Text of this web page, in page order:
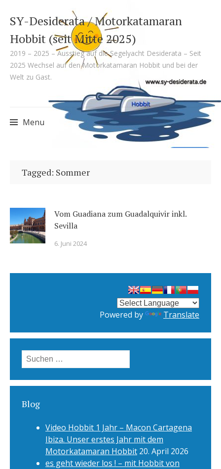
SY-Desiderata / Motorkatamaran
Hobbit (seit Mitte 2025)
2019 – 2025 – Ausstieg auf die Segelyacht Desiderata – Seit
2025 Wechsel auf den Motorkatamaran Hobbit und bei der
Welt zu Gast.
Menu
to
Tagged: Sommer
Vom Guadiana zum Guadalquivir inkl.
Sevilla
6. Juni 2024
Powered by Translate
Suchen
nach:
Blog
Video Hobbit 1 Jahr – Macon Cartagena
Ibiza. Unser erstes Jahr mit dem
Motorkatamaran Hobbit 20. April 2026
es geht wieder los ! – mit Hobbit von